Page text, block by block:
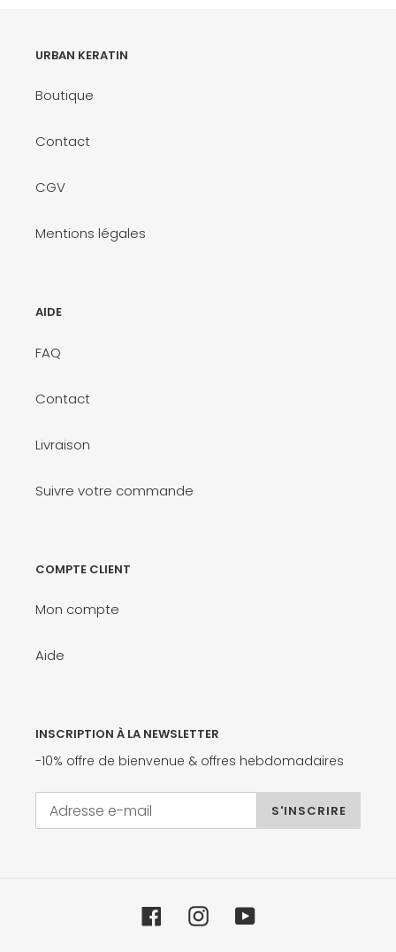
URBAN KERATIN
Boutique
Contact
CGV
Mentions légales
AIDE
FAQ
Contact
Livraison
Suivre votre commande
COMPTE CLIENT
Mon compte
Aide
INSCRIPTION À LA NEWSLETTER
-10% offre de bienvenue & offres hebdomadaires
S'INSCRIRE
FacebookInstagramYouTube